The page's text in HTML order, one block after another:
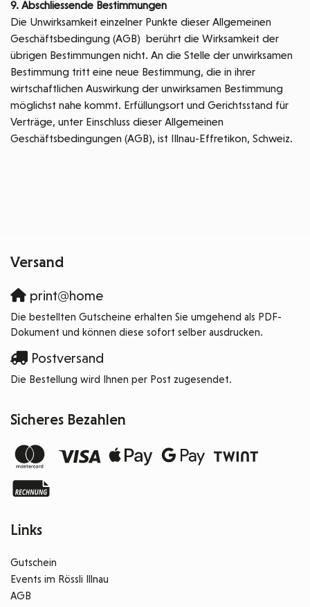
9. Abschliessende Bestimmungen
Die Unwirksamkeit einzelner Punkte dieser Allgemeinen
Geschäftsbedingung (AGB) berührt die Wirksamkeit der
übrigen Bestimmungen nicht. An die Stelle der unwirksamen
Bestimmung tritt eine neue Bestimmung, die in ihrer
wirtschaftlichen Auswirkung der unwirksamen Bestimmung
möglichst nahe kommt. Erfüllungsort und Gerichtsstand für
Verträge, unter Einschluss dieser Allgemeinen
Geschäftsbedingungen (AGB), ist Illnau-Effretikon, Schweiz.
Versand
print@home
Die bestellten Gutscheine erhalten Sie umgehend als PDF-
Dokument und können diese sofort selber ausdrucken.
Postversand
Die Bestellung wird Ihnen per Post zugesendet.
Sicheres Bezahlen
Links
Gutschein
Events im Rössli Illnau
AGB